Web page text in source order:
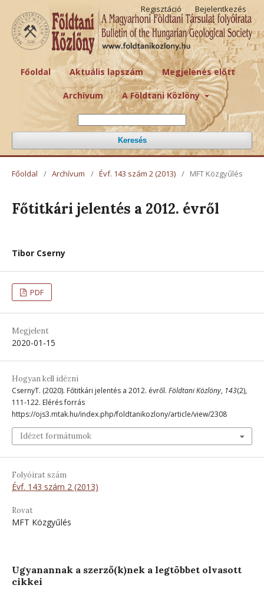
Főoldal Aktuális lapszám Megjelenés előtt
Archívum A Földtani Közlöny
Keresés
Regisztáció Bejelentkezés
Főoldal / Archívum / Évf. 143 szám 2 (2013) / MFT Közgyűlés
Főtitkári jelentés a 2012. évről
Tibor Cserny
PDF
Megjelent
2020-01-15
Hogyan kell idézni
CsernyT. (2020). Főtitkári jelentés a 2012. évről. Földtani Közlöny, 143(2),
111-122. Elérés forrás
https://ojs3.mtak.hu/index.php/foldtanikozlony/article/view/2308
Idézet formátumok
Folyóirat szám
Évf. 143 szám 2 (2013)
Rovat
MFT Közgyűlés
Ugyanannak a szerző(k)nek a legtöbbet olvasott
cikkei